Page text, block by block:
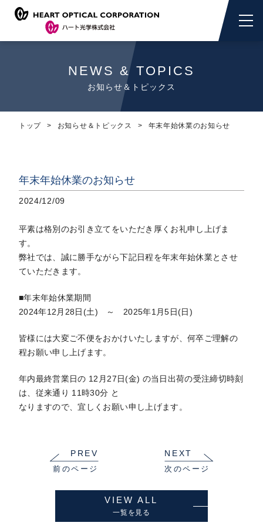
NEWS & TOPICS
お知らせ＆トピックス
トップ お知らせ＆トピックス 年末年始休業のお知らせ
年末年始休業のお知らせ
2024/12/09
平素は格別のお引き立てをいただき厚くお礼申し上げま
す。
弊社では、誠に勝手ながら下記日程を年末年始休業とさせ
ていただきます。
■年末年始休業期間
2024年12月28日(土) ～ 2025年1月5日(日)
皆様には大変ご不便をおかけいたしますが、何卒ご理解の
程お願い申し上げます。
年内最終営業日の 12月27日(金) の当日出荷の受注締切時刻
は、従来通り 11時30分 と
なりますので、宜しくお願い申し上げます。
VIEW ALL
一覧を見る